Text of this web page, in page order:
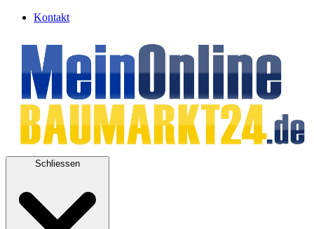
Kontakt
Schliessen